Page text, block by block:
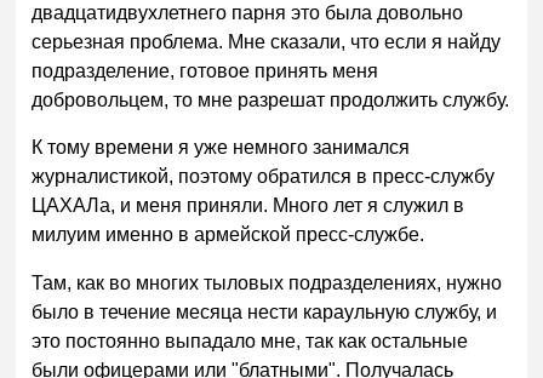
двадцатидвухлетнего парня это была довольно
серьезная проблема. Мне сказали, что если я найду
подразделение, готовое принять меня
добровольцем, то мне разрешат продолжить службу.
К тому времени я уже немного занимался
журналистикой, поэтому обратился в пресс-службу
ЦАХАЛа, и меня приняли. Много лет я служил в
милуим именно в армейской пресс-службе.
Там, как во многих тыловых подразделениях, нужно
было в течение месяца нести караульную службу, и
это постоянно выпадало мне, так как остальные
были офицерами или "блатными". Получалась